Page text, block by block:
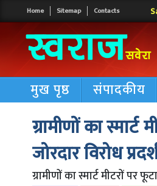
Home Sitemap Contacts
मुख पृष्ठ संपादकीय
ग्रामीणों का
जोरदार विरोध
ग्रामीणों का स्मार्ट मीटरों पर